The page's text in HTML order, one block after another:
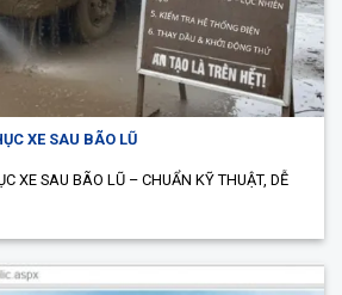
XE SAU BÃO LŨ
XE SAU BÃO LŨ – CHUẨN KỸ THUẬT, DỄ